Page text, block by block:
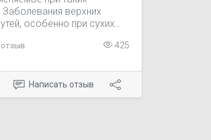
ЗиО-Здоровье,
верхних
особенно при сухих
спазмами кишечника,
в кишечнике.
425
Написать отзыв